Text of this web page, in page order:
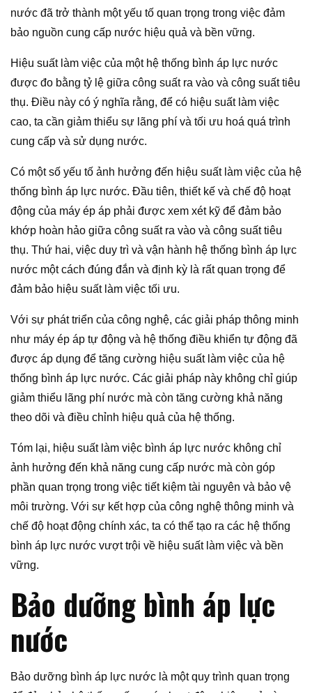
nước đã trở thành một yếu tố quan trọng trong việc đảm
bảo nguồn cung cấp nước hiệu quả và bền vững.
Hiệu suất làm việc của một hệ thống bình áp lực nước
được đo bằng tỷ lệ giữa công suất ra vào và công suất tiêu
thụ. Điều này có ý nghĩa rằng, để có hiệu suất làm việc
cao, ta cần giảm thiểu sự lãng phí và tối ưu hoá quá trình
cung cấp và sử dụng nước.
Có một số yếu tố ảnh hưởng đến hiệu suất làm việc của hệ
thống bình áp lực nước. Đầu tiên, thiết kế và chế độ hoạt
động của máy ép áp phải được xem xét kỹ để đảm bảo
khớp hoàn hảo giữa công suất ra vào và công suất tiêu
thụ. Thứ hai, việc duy trì và vận hành hệ thống bình áp lực
nước một cách đúng đắn và định kỳ là rất quan trọng để
đảm bảo hiệu suất làm việc tối ưu.
Với sự phát triển của công nghệ, các giải pháp thông minh
như máy ép áp tự động và hệ thống điều khiển tự động đã
được áp dụng để tăng cường hiệu suất làm việc của hệ
thống bình áp lực nước. Các giải pháp này không chỉ giúp
giảm thiểu lãng phí nước mà còn tăng cường khả năng
theo dõi và điều chỉnh hiệu quả của hệ thống.
Tóm lại, hiệu suất làm việc bình áp lực nước không chỉ
ảnh hưởng đến khả năng cung cấp nước mà còn góp
phần quan trọng trong việc tiết kiệm tài nguyên và bảo vệ
môi trường. Với sự kết hợp của công nghệ thông minh và
chế độ hoạt động chính xác, ta có thể tạo ra các hệ thống
bình áp lực nước vượt trội về hiệu suất làm việc và bền
vững.
Bảo dưỡng bình áp lực
nước
Bảo dưỡng bình áp lực nước là một quy trình quan trọng